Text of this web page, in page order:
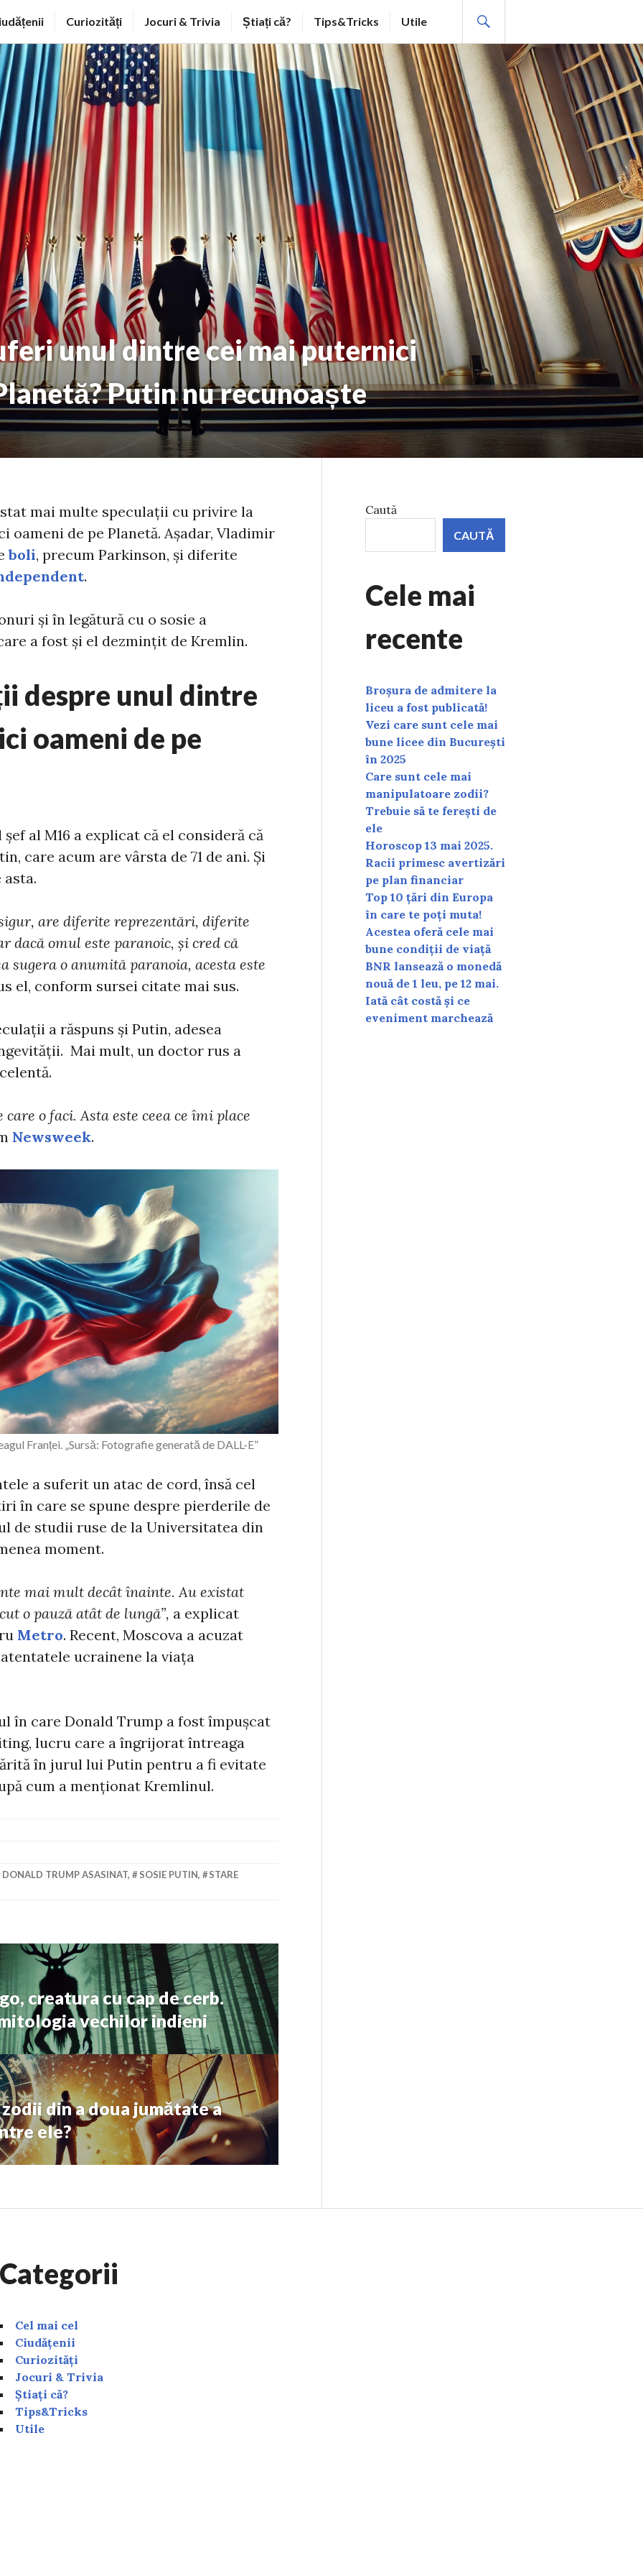
Curiozități Jocuri & Trivia Știați că? Tips&Tricks Utile
unul dintre cei mai puternici
Putin nu recunoaște
mai multe speculații cu privire la
de pe Planetă. Așadar, Vladimir
boli, precum Parkinson, și diferite
.
și în legătură cu o sosie a
a fost și el dezmințit de Kremlin.
despre unul dintre
oameni de pe
al M16 a explicat că el consideră că
care acum are vârsta de 71 de ani. Și
are diferite reprezentări, diferite
omul este paranoic, și cred că
sugera o anumită paranoia, acesta este
el, conform sursei citate mai sus.
a răspuns și Putin, adesea
Mai mult, un doctor rus a
o faci. Asta este ceea ce îmi place
Newsweek.
Franței. „Sursă: Fotografie generată de DALL-E”
a suferit un atac de cord, însă cel
în care se spune despre pierderile de
de studii ruse de la Universitatea din
moment.
mai mult decât înainte. Au existat
o pauză atât de lungă”, a explicat
Metro. Recent, Moscova a acuzat
ucrainene la viața
în care Donald Trump a fost împușcat
lucru care a îngrijorat întreaga
în jurul lui Putin pentru a fi evitate
cum a menționat Kremlinul.
DONALD TRUMP ASASINAT, SOSIE PUTIN,
STARE
creatura cu cap de cerb.
vechilor indieni
din a doua jumătate a
ele?
Caută
CAUTĂ
Cele mai
recente
Broșura de admitere la
liceu a fost publicată!
Vezi care sunt cele mai
bune licee din București
în 2025
Care sunt cele mai
manipulatoare zodii?
Trebuie să te ferești de
ele
Horoscop 13 mai 2025.
Racii primesc avertizări
pe plan financiar
Top 10 țări din Europa
în care te poți muta!
Acestea oferă cele mai
bune condiții de viață
BNR lansează o monedă
nouă de 1 leu, pe 12 mai.
Iată cât costă și ce
eveniment marchează
Categorii
Cel mai cel
Ciudățenii
Curiozități
Jocuri & Trivia
Știați că?
Tips&Tricks
Utile